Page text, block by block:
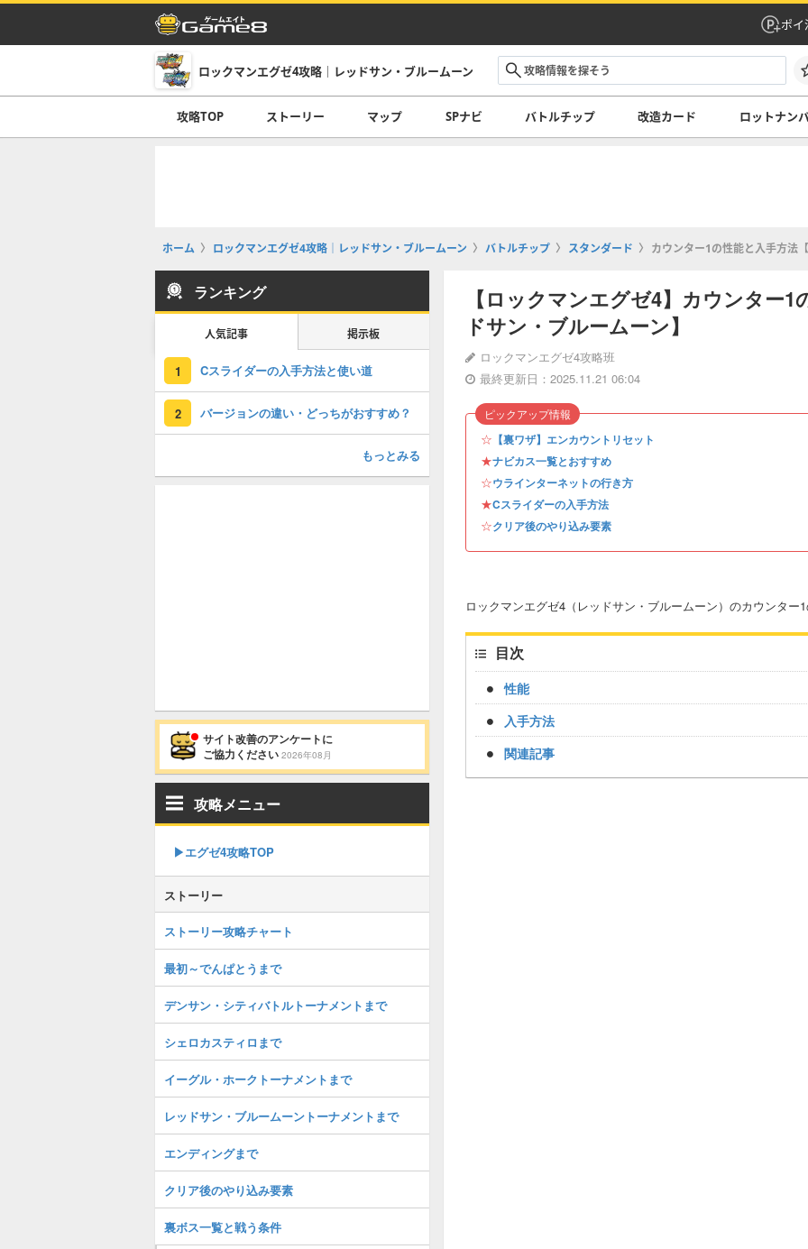
ポイ
ロックマンエグゼ4攻略｜レッドサン・ブルームーン
攻略TOP ストーリー マップ SPナビ バトルチップ 改造カード ロットナン
ホーム ロックマンエグゼ4攻略｜レッドサン・ブルームーン バトルチップ スタンダード カウンター1の性能と入手方法
【ロックマンエグゼ4】カウンター
ドサン・ブルームーン】
ロックマンエグゼ4攻略班
最終更新日：2025.11.21 06:04
☆ 【裏ワザ】エンカウントリセット
★ナビカス一覧とおすすめ
☆ウラインターネットの行き方
★Cスライダーの入手方法
☆クリア後のやり込み要素
ピックアップ情報
ロックマンエグゼ4（レッドサン・ブルームーン）のカウンター
目次
性能
入手方法
関連記事
ランキング
人気記事 掲示板
1 Cスライダーの入手方法と使い道
2 バージョンの違い・どっちがおすすめ？
もっとみる
サイト改善のアンケートに
ご協力ください 2026年08月
攻略メニュー
▶︎エグゼ4攻略TOP
ストーリー
ストーリー攻略チャート
最初～でんぱとうまで
デンサン・シティバトルトーナメントまで
シェロカスティロまで
イーグル・ホークトーナメントまで
レッドサン・ブルームーントーナメントまで
エンディングまで
クリア後のやり込み要素
裏ボス一覧と戦う条件